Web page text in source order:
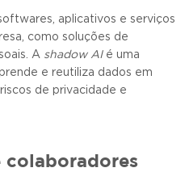
aplicativos e serviços
como soluções de
A shadow AIé uma
e reutiliza dados em
de privacidade e